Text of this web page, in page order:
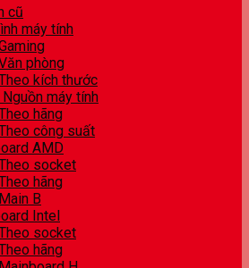
cũ
máy tính
phòng
kích thước
máy tính
hãng
công suất
AMD
socket
hãng
Main B
Intel
socket
hãng